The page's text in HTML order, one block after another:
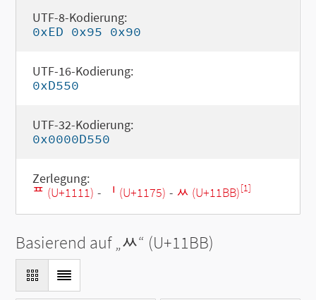
UTF-8-Kodierung:
0xED 0x95 0x90
UTF-16-Kodierung:
0xD550
UTF-32-Kodierung:
0x0000D550
Zerlegung:
ᄑ (U+1111) - ᅵ (U+1175) - ᆻ (U+11BB)[1]
Basierend auf „ᆻ“ (U+11BB)